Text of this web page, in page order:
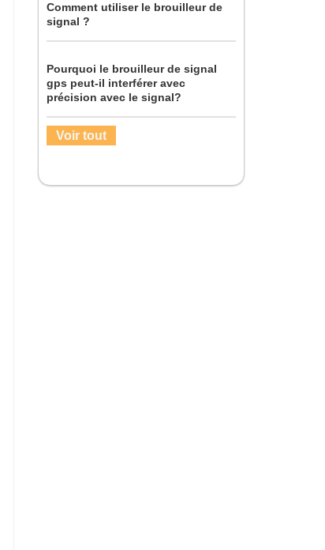
Comment utiliser le brouilleur de
signal ?
Pourquoi le brouilleur de signal
gps peut-il interférer avec
précision avec le signal?
Voir tout